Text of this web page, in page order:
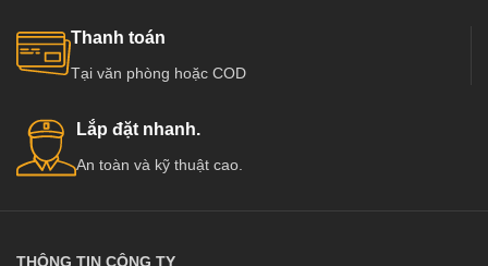
Thanh toán
Tại văn phòng hoặc COD
Lắp đặt nhanh.
An toàn và kỹ thuật cao.
THÔNG TIN CÔNG TY